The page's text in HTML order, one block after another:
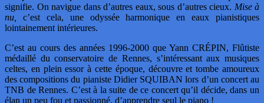
signifie. On navigue dans d’autres eaux, sous d’autres cieux. Mise à
nu,
c’est cela, une odyssée harmonique en eaux pianistiques
lointainement intérieures.
C’est au cours des années 1996-2000 que Yann CRÉPIN, Flûtiste
médaillé du conservatoire de Rennes, s’intéressant aux musiques
celtes, en plein essor à cette époque, découvre et tombe amoureux
des compositions du pianiste Didier SQUIBAN lors d’un concert au
TNB de Rennes. C’est à la suite de ce concert qu’il décide, dans un
élan un peu fou et passionné, d’apprendre seul le piano !